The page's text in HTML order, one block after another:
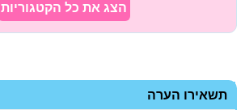
הצג את כל הקטגוריות
תשאירו הערה